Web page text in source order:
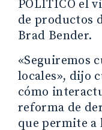
POLITICO el
de productos
Brad Bender.
«Seguiremos
locales», dijo
cómo
reforma de
que permite a